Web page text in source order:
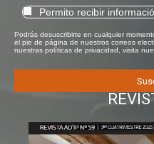
Permito recibir
Podrás desuscribirte en cualquier
el pie de página de nuestros correos
nuestras políticas de privacidad, visita